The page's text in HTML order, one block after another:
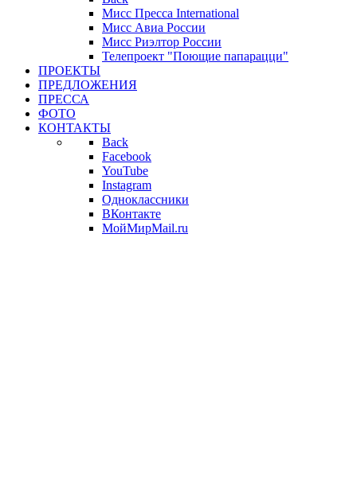
Мисс Пресса International
Мисс Авиа России
Мисс Риэлтор России
Телепроект "Поющие папарацци"
ПРОЕКТЫ
ПРЕДЛОЖЕНИЯ
ПРЕССА
ФОТО
КОНТАКТЫ
Back
Facebook
YouTube
Instagram
Одноклассники
ВКонтакте
МойМирMail.ru